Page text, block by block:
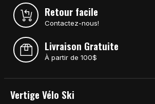
Retour facile
Contactez-nous!
Livraison Gratuite
À partir de 100$
Vertige Vélo Ski